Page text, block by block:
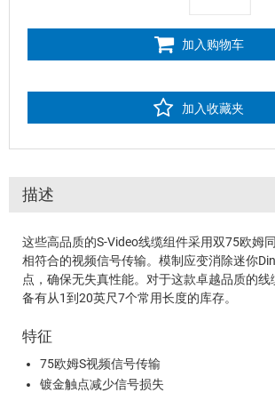
加入购物车
加入收藏夹
描述
这些高品质的S-Video线缆组件采用双75欧姆
相符合的视频信号传输。模制应变消除迷你
点，确保无失真性能。对于这款卓越品质的线
备有从1到20英尺7个常用长度的库存。
特征
75欧姆S视频信号传输
镀金触点减少信号损失